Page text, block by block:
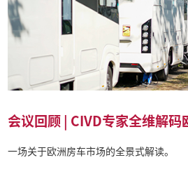
会议回顾 | CIVD专家全维解码
一场关于欧洲房车市场的全景式解读。